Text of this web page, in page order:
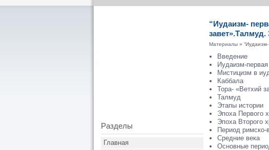
Разделы
Главная
“Иудаизм-
Материалы »
Введение
Иудаизм-
Мистицизм в
Каббала
Тора- «Ветхий
Талмуд
Этапы истории
Эпоха Первого
Эпоха Второго
Период римско-
Средние века
Основные